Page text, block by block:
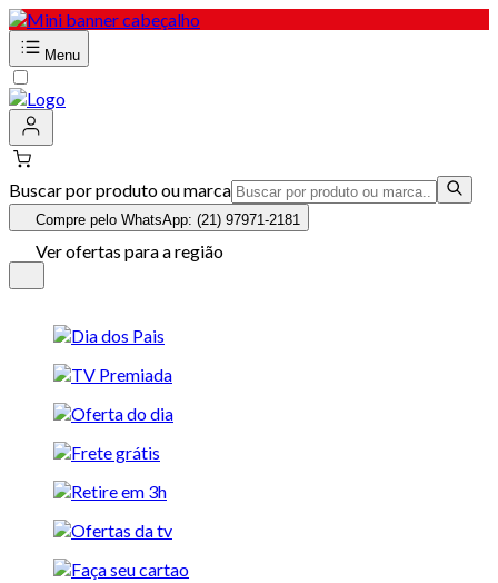
Menu
Buscar por produto ou marca
Compre pelo WhatsApp: (21) 97971-2181
Ver ofertas para a região